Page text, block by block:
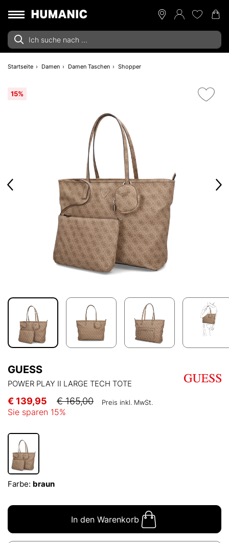
Startseite Damen Damen Taschen Shopper
15%
GUESS
POWER PLAY II LARGE TECH TOTE
€ 139,95 € 165,00 Preis inkl. MwSt.
Sie sparen 15%
Farbe: braun
In den Warenkorb